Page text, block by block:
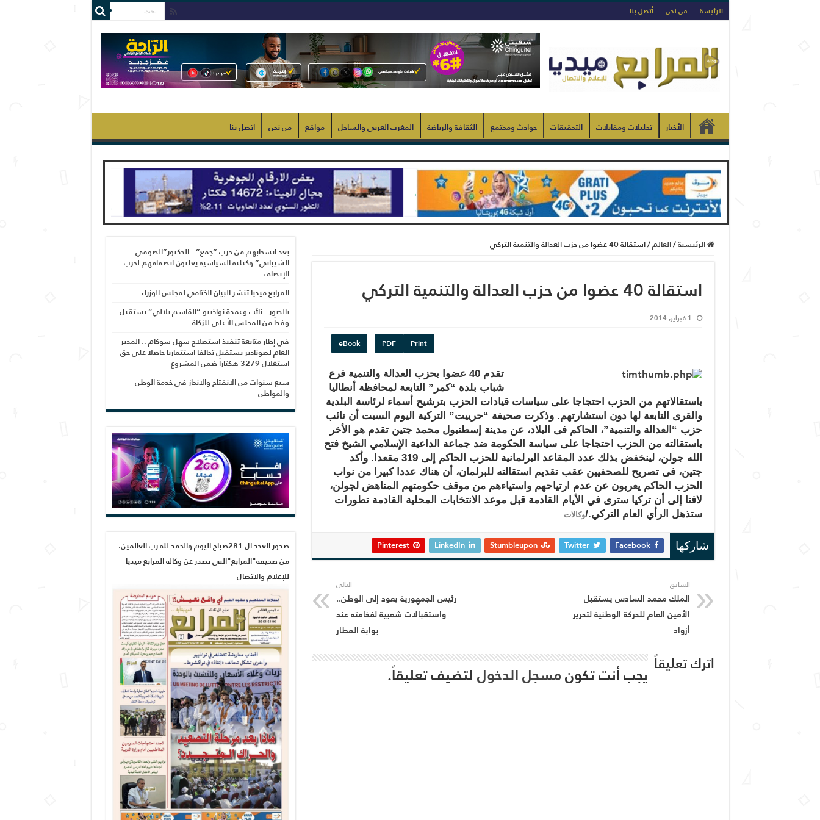
الرئيسة من نحن أتصل بنا
الأخبار تحليلات ومقابلات التحقيقات حوادث ومجتمع الثقافة والرياضة المغرب العربي والساحل مواقع من نحن اتصل بنا
الرئيسية/العالم/استقالة 40 عضوا من حزب العدالة والتنمية التركي
استقالة 40 عضوا من حزب العدالة والتنمية التركي
1 فبراير, 2014
Print
PDF
eBook
تقدم 40 عضوا بحزب العدالة والتنمية فرع
شباب بلدة “كمر” التابعة لمحافظة أنطاليا
باستقالاتهم من الحزب احتجاجا على سياسات قيادات الحزب بترشيح أسماء لرئاسة البلدية
والقرى التابعة لها دون استشارتهم. وذكرت صحيفة “حرييت” التركية اليوم السبت أن نائب
حزب “العدالة والتنمية”، الحاكم فى البلاد، عن مدينة إسطنبول محمد جتين تقدم هو الأخر
باستقالته من الحزب احتجاجا على سياسة الحكومة ضد جماعة الداعية الإسلامي الشيخ فتح
الله جولن، لينخفض بذلك عدد المقاعد البرلمانية للحزب الحاكم إلى 319 مقعدا. وأكد
جتين، فى تصريح للصحفيين عقب تقديم استقالته للبرلمان، أن هناك عددا كبيرا من نواب
الحزب الحاكم يعربون عن عدم ارتياحهم واستياءهم من موقف حكومتهم المناهض لجولن،
لافتا إلى أن تركيا سترى في الأيام القادمة قبل موعد الانتخابات المحلية القادمة تطورات
ستذهل الرأي العام التركي./وكالات
شاركها Facebook
Twitter
Stumbleupon
LinkedIn
Pinterest
السابق
الملك محمد السادس يستقبل
الأمين العام للحركة الوطنية لتحرير
أزواد
التالي
رئيس الجمهورية يعود إلى الوطن..
واستقبالات شعبية لفخامته عند
بوابة المطار
اترك تعليقاً يجب أنت تكونمسجل الدخوللتضيف تعليقاً.
بعد انسحابهم من حزب “جمع”.. الدكتور”الصوفي
الشيباني” وكتلته السياسية يعلنون انضمامهم لحزب
الإنصاف
المرابع ميديا تنشر البيان الختامي لمجلس الوزراء
بالصور.. نائب وعمدة نواذيبو “القاسم بلالي” يستقبل
وفداً من المجلس الأعلى للزكاة
في إطار متابعة تنفيذ استصلاح سهل سوكام .. المدير
العام لصونادير يستقبل تحالفا استثماريا حاصلا على حق
استغلال 3279 هكتاراً ضمن المشروع
سبع سنوات من الانفتاح والانجاز في خدمة الوطن
والمواطن
صدور العدد ال 281صباح اليوم والحمد لله رب العالمين،
من صحيفة"المرابع"التي تصدر عن وكالة المرابع ميديا
للإعلام والاتصال